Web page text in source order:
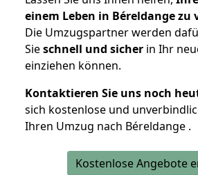
einem Leben in Béreldange
Die Umzugspartner werden
Sieschnell und sicher in Ihr
einziehen können.
Kontaktieren Sie uns noch
sich kostenlose und
Ihren Umzug nach Béreldange .
Kostenlose Angebote